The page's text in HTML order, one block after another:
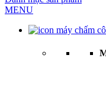
MENU